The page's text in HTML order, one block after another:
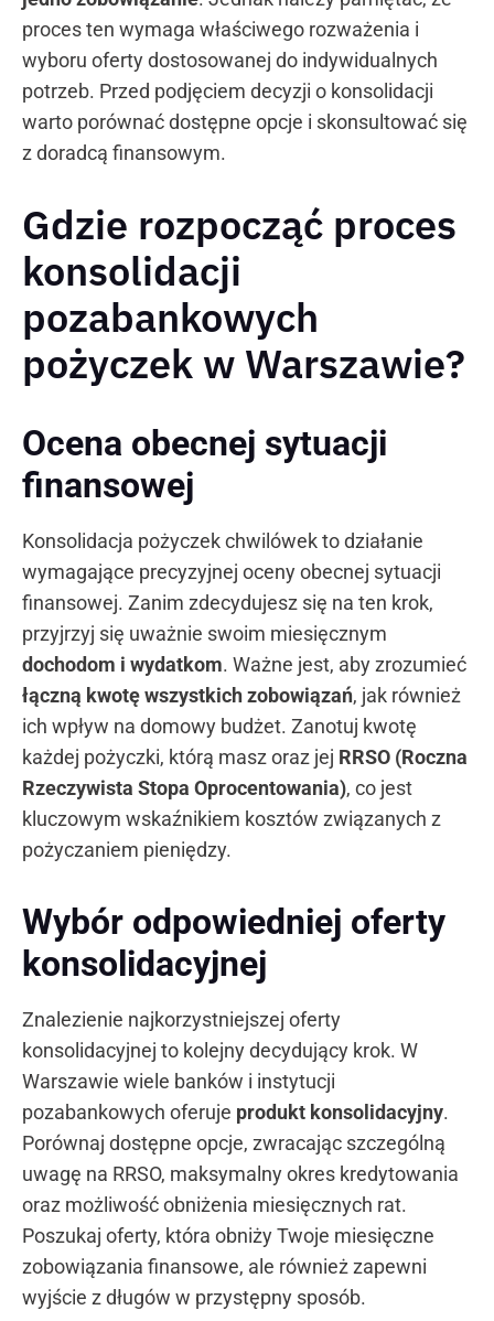
proces ten wymaga właściwego rozważenia i
wyboru oferty dostosowanej do indywidualnych
potrzeb. Przed podjęciem decyzji o konsolidacji
warto porównać dostępne opcje i skonsultować się
z doradcą finansowym.
Gdzie rozpocząć proces
konsolidacji
pozabankowych
pożyczek w Warszawie?
Ocena obecnej sytuacji
finansowej
Konsolidacja pożyczek chwilówek to działanie
wymagające precyzyjnej oceny obecnej sytuacji
finansowej. Zanim zdecydujesz się na ten krok,
przyjrzyj się uważnie swoim miesięcznym
dochodom i wydatkom. Ważne jest, aby zrozumieć
łączną kwotę wszystkich zobowiązań, jak również
ich wpływ na domowy budżet. Zanotuj kwotę
każdej pożyczki, którą masz oraz jej RRSO (Roczna
Rzeczywista Stopa Oprocentowania), co jest
kluczowym wskaźnikiem kosztów związanych z
pożyczaniem pieniędzy.
Wybór odpowiedniej oferty
konsolidacyjnej
Znalezienie najkorzystniejszej oferty
konsolidacyjnej to kolejny decydujący krok. W
Warszawie wiele banków i instytucji
pozabankowych oferuje produkt konsolidacyjny.
Porównaj dostępne opcje, zwracając szczególną
uwagę na RRSO, maksymalny okres kredytowania
oraz możliwość obniżenia miesięcznych rat.
Poszukaj oferty, która obniży Twoje miesięczne
zobowiązania finansowe, ale również zapewni
wyjście z długów w przystępny sposób.